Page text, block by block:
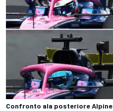
Confronto ala posteriore Alpine